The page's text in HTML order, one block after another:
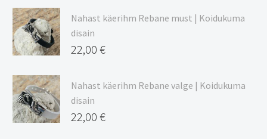
Nahast käerihm Rebane must | Koidukuma
disain
22,00 €
Nahast käerihm Rebane valge | Koidukuma
disain
22,00 €